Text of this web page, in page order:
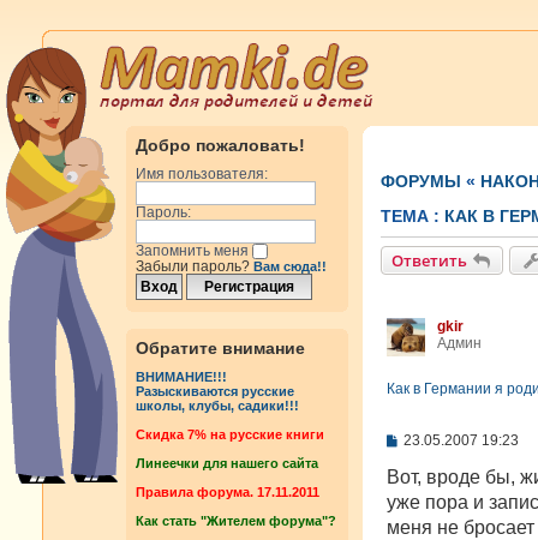
Добро пожаловать!
Имя пользователя:
Пароль:
Запомнить меня
Забыли пароль? Вам сюда!!
Обратите внимание
ВНИМАНИЕ!!!
Разыскиваются русские
школы, клубы, садики!!!
Cкидка 7% на русские книги
Линеечки для нашего сайта
Правила форума. 17.11.2011
Как стать "Жителем форума"?
ФОРУМЫ «
ТЕМА : КАК В
Ответить
gkir
Админ
Как в Германии я
С
о
щ
е
23.05.2007 19:23
Вот, вроде бы,
уже пора и
меня не